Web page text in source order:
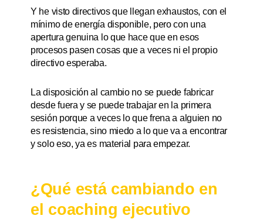
Y he visto directivos que llegan exhaustos, con el
mínimo de energía disponible, pero con una
apertura genuina lo que hace que en esos
procesos pasen cosas que a veces ni el propio
directivo esperaba.
La disposición al cambio no se puede fabricar
desde fuera y se puede trabajar en la primera
sesión porque a veces lo que frena a alguien no
es resistencia, sino miedo a lo que va a encontrar
y solo eso, ya es material para empezar.
¿Qué está cambiando en
el coaching ejecutivo